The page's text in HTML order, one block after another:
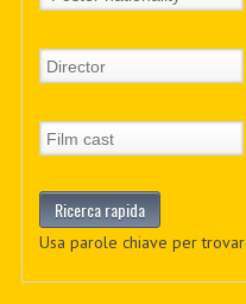
Usa parole chiave per